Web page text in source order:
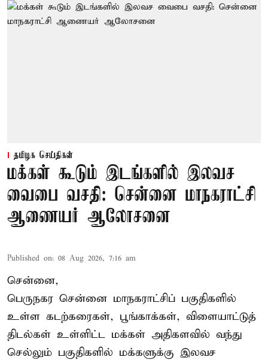
தமிழக செய்திகள்
மக்கள் கூடும் இடங்களில் இலவச
வைபை வசதி: சென்னை மாநகராட்சி
ஆணையர் ஆலோசனை
Published on: 08 Aug 2026, 7:16 am
சென்னை,
பெருநகர சென்னை மாநகராட்சிப் பகுதிகளில்
உள்ள கடற்கரைகள், பூங்காக்கள், விளையாட்டுத்
திடல்கள் உள்ளிட்ட மக்கள் அதிகளவில் வந்து
செல்லும் பகுதிகளில் மக்களுக்கு இலவச